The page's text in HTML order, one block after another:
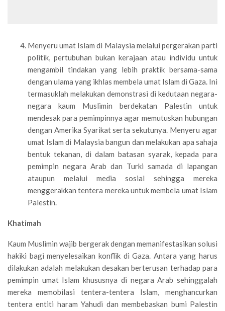
Menyeru umat Islam di Malaysia melalui pergerakan parti
politik, pertubuhan bukan kerajaan atau individu untuk
mengambil tindakan yang lebih praktik bersama-sama
dengan ulama yang ikhlas membela umat Islam di Gaza. Ini
termasuklah melakukan demonstrasi di kedutaan negara-
negara kaum Muslimin berdekatan Palestin untuk
mendesak para pemimpinnya agar memutuskan hubungan
dengan Amerika Syarikat serta sekutunya. Menyeru agar
umat Islam di Malaysia bangun dan melakukan apa sahaja
bentuk tekanan, di dalam batasan syarak, kepada para
pemimpin negara Arab dan Turki samada di lapangan
ataupun melalui media sosial sehingga mereka
menggerakkan tentera mereka untuk membela umat Islam
Palestin.
Khatimah
Kaum Muslimin wajib bergerak dengan memanifestasikan solusi
hakiki bagi menyelesaikan konflik di Gaza. Antara yang harus
dilakukan adalah melakukan desakan berterusan terhadap para
pemimpin umat Islam khususnya di negara Arab sehinggalah
mereka memobilasi tentera-tentera Islam, menghancurkan
tentera entiti haram Yahudi dan membebaskan bumi Palestin